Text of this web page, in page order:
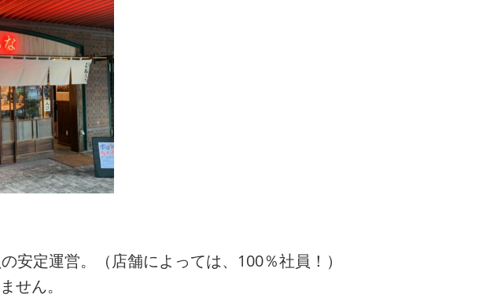
安定運営。（店舗によっては、100％社員！）
せん。